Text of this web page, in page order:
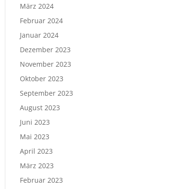
März 2024
Februar 2024
Januar 2024
Dezember 2023
November 2023
Oktober 2023
September 2023
August 2023
Juni 2023
Mai 2023
April 2023
März 2023
Februar 2023